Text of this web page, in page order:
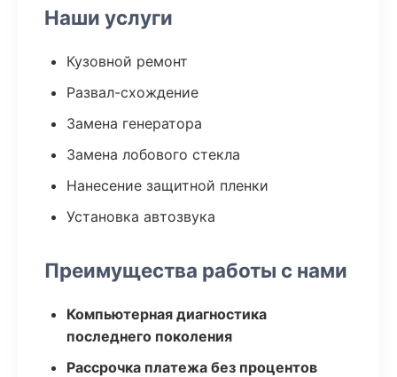
Наши услуги
Кузовной ремонт
Развал-схождение
Замена генератора
Замена лобового стекла
Нанесение защитной пленки
Установка автозвука
Преимущества работы с нами
Компьютерная диагностика
последнего поколения
Рассрочка платежа без процентов